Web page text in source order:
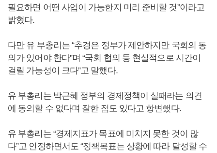
필요하면 어떤 사업이 가능한지 미리 준비할 것”이라고
밝혔다.
다만 유 부총리는 “추경은 정부가 제안하지만 국회의 동
의가 있어야 한다”며 “국회 협의 등 현실적으로 시간이
걸릴 가능성이 크다”고 말했다.
유 부총리는 박근혜 정부의 경제정책이 실패라는 의견
에 동의할 수 없다며 잘한 점도 있다고 항변했다.
유 부총리는 “경제지표가 목표에 미치지 못한 것이 많
다”고 인정하면서도 “정책목표는 상황에 따라 달성할 수